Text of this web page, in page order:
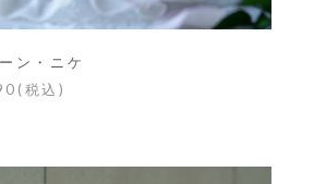
ン・ニケ
税込)